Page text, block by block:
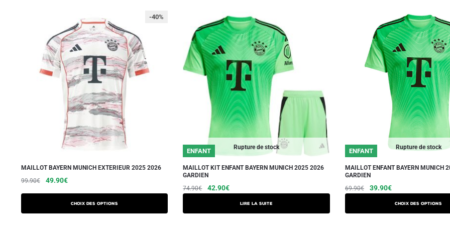
-40%
MAILLOT BAYERN MUNICH EXTERIEUR 2025 2026
99.90€
Le
était :
49.90€Le
actuel
est :
Choix des options
Ce
produit
a
Rupture de stock
ENFANT
MAILLOT KIT ENFANT BAYERN MUNICH 2025 2026
GARDIEN
74.90€
Le
42.90€Le
Lire la suite
Rupture de stock
ENFANT
MAILLOT ENFANT BAYERN MUNICH
GARDIEN
69.90€
Le
39.90€Le
Choix des options
Ce
produit
a